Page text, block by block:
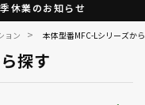
休業のお知らせ
ョン > 本体型番MFC-Lシリーズか
探す